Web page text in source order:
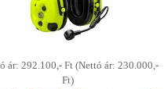
ár: 292.100,- Ft (Nettó ár: 230.000,-
Ft)